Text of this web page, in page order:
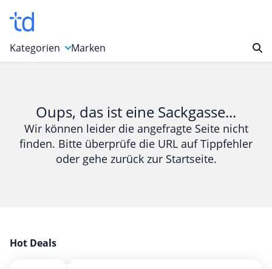
Kategorien
Bücher & Magazine
Computer & Elektronik
Entertainment & Media
Garten, Haushalt & Tiere
Marken
Oups, das ist eine Sackgasse...
Wir können leider die angefragte Seite nicht
finden. Bitte überprüfe die URL auf Tippfehler
oder gehe zurück zur Startseite.
Hot Deals